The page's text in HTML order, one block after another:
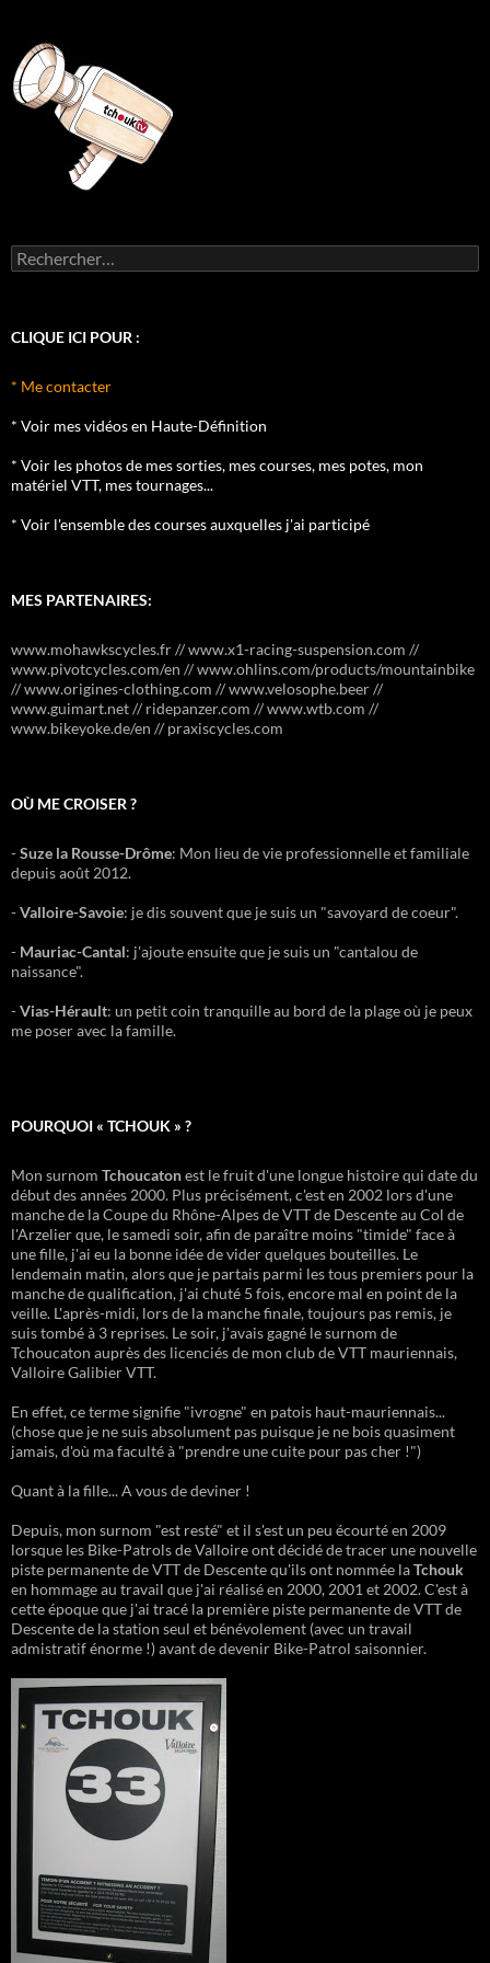
Rechercher :
CLIQUE ICI POUR :
* Me contacter
* Voir mes vidéos en Haute-Définition
* Voir les photos de mes sorties, mes courses, mes potes, mon
matériel VTT, mes tournages...
* Voir l'ensemble des courses auxquelles j'ai participé
MES PARTENAIRES:
www.mohawkscycles.fr // www.x1-racing-suspension.com //
www.pivotcycles.com/en // www.ohlins.com/products/mountainbike
// www.origines-clothing.com // www.velosophe.beer //
www.guimart.net // ridepanzer.com // www.wtb.com //
www.bikeyoke.de/en // praxiscycles.com
OÙ ME CROISER ?
-Suze la Rousse-Drôme: Mon lieu de vie professionnelle et familiale
depuis août 2012.
-Valloire-Savoie: je dis souvent que je suis un "savoyard de coeur".
- Mauriac-Cantal: j'ajoute ensuite que je suis un "cantalou de
naissance".
-Vias-Hérault: un petit coin tranquille au bord de la plage où je peux
me poser avec la famille.
POURQUOI « TCHOUK » ?
Mon surnom Tchoucatonest le fruit d'une longue histoire qui date du
début des années 2000. Plus précisément, c'est en 2002 lors d'une
manche de la Coupe du Rhône-Alpes de VTT de Descente au Col de
l'Arzelier que, le samedi soir, afin de paraître moins "timide" face à
une fille, j'ai eu la bonne idée de vider quelques bouteilles. Le
lendemain matin, alors que je partais parmi les tous premiers pour la
manche de qualification, j'ai chuté 5 fois, encore mal en point de la
veille. L'après-midi, lors de la manche finale, toujours pas remis, je
suis tombé à 3 reprises. Le soir, j'avais gagné le surnom de
Tchoucaton auprès des licenciés de mon club de VTT mauriennais,
Valloire Galibier VTT.
En effet, ce terme signifie "ivrogne" en patois haut-mauriennais...
(chose que je ne suis absolument pas puisque je ne bois quasiment
jamais, d'où ma faculté à "prendre une cuite pour pas cher !")
Quant à la fille... A vous de deviner !
Depuis, mon surnom "est resté" et il s'est un peu écourté en 2009
lorsque les Bike-Patrols de Valloire ont décidé de tracer une nouvelle
piste permanente de VTT de Descente qu'ils ont nommée laTchouk
en hommage au travail que j'ai réalisé en 2000, 2001 et 2002. C'est à
cette époque que j'ai tracé la première piste permanente de VTT de
Descente de la station seul et bénévolement (avec un travail
admistratif énorme !) avant de devenir Bike-Patrol saisonnier.